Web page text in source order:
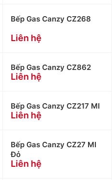
Bếp Gas Canzy CZ268
Liên hệ
Bếp Gas Canzy CZ862
Liên hệ
Bếp Gas Canzy CZ217 MI
Liên hệ
Bếp Gas Canzy CZ27 MI
Đỏ
Liên hệ